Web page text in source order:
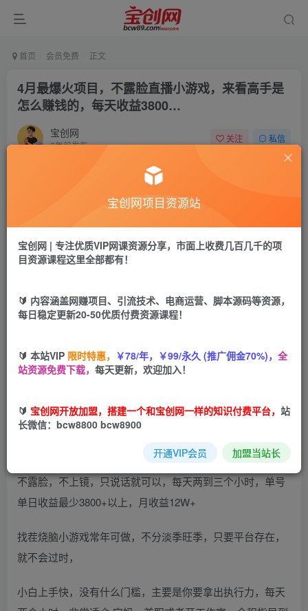
首页 会员免费 正文
4月最爆火项目，不露脸直播小游戏，来看高手是
怎么赚钱的，每天收益3800…
宝创网
2年前发布
关注 私信
宝币9.9 宝币 19.9
立即购买
4月最爆火项目高手是怎么赚钱的，一天收益3800+ 这是穷人
翻盘的一个项目，非常稳定，小白当天上手。
不露脸，不上镜，只说话就可以，每天两到三个小时，单号
单日收益最少3800+以上，月收益12W+
找茬烧脑小游戏常年可做，不分淡季旺季，只要平台存在，
就不会过时，
小白上手快，没有什么门槛，主要是你要拿出执行力，每天
宝创网项目资源站
宝创网 | 专注优质VIP网课资源分享，市面上收费几百几千的项
目资源课程这里全部都有！
🔰 内容涵盖网赚项目、引流技术、电商运营、脚本源码等资源，
每日稳定更新20-50优质付费资源课程！
🔰 本站VIP 限时特惠， ￥78/年，￥99/永久 (推广佣金70%)， 全
站资源免费下载， 每天更新，欢迎加入！
🔰 宝创网开放加盟，搭建一个和宝创网一样的知识付费平台， 站
长微信：bcw8800 bcw8900
开通VIP会员 加盟当站长